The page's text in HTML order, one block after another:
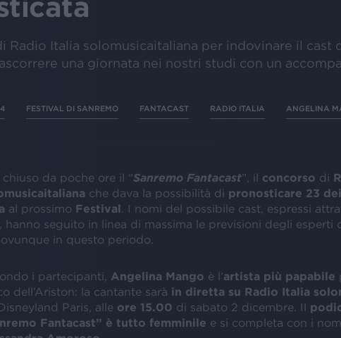
Radio Italia solomusicaitaliana per indovinare il
una giornata nei nostri studi con un
FESTIVAL DI SANREMO FANTACAST RADIO ITALIA ANGELINA
chiuso da poche ore il “Sanremo Fantacast”, il concorso di
che dava la possibilità di pronosticare 23
al prossimo Festival . I nomi del possibile cast, espressi
hanno seguito in linea di massima le previsioni degli esperti
ovunque in questo periodo.
i partecipanti, Angelina Mango è l’artista più papabile
dell’Ariston: la cantante sarà in diretta su Radio Italia
Paris, alle ore 15.00 di sabato 2 dicembre. Il
Fantacast” è tutto femminile e si completa con i